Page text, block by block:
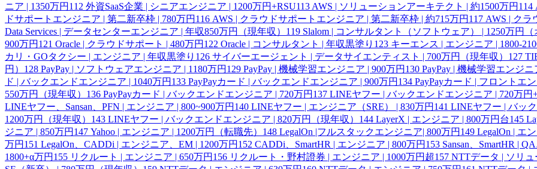
ニア | 1350万円 112 外資SaaS企業 | シニアエンジニア | 1200万円+RSU113 AWS | ソリューションアーキテクト | 約1500万円 114
ドサポートエンジニア | 第二新卒枠 | 780万円 116 AWS | クラウドサポートエンジニア | 第二新卒枠 | 約715万円 117 AWS | クラ
Data Services | データセンターエンジニア | 年収850万円（現年収） 119 Slalom | コンサルタント（ソフトウェア） | 1250万円
900万円 121 Oracle | クラウドサポート | 480万円 122 Oracle | コンサルタント | 年収黒塗り 123 キーエンス | エンジニア | 1800-
カリ・GOタクシー | エンジニア | 年収黒塗り 126 サイバーエージェント | データサイエンティスト | 700万円（現年収） 127
円） 128 PayPay | ソフトウェアエンジニア | 1180万円 129 PayPay | 機械学習エンジニア | 900万円 130 PayPay | 機械学習エンジニ
ド | バックエンドエンジニア | 1040万円 133 PayPayカード | バックエンドエンジニア | 900万円 134 PayPayカード | フロントエ
550万円（現年収） 136 PayPayカード | バックエンドエンジニア | 720万円 137 LINEヤフー | バックエンドエンジニア | 720万円
LINEヤフー、Sansan、PFN | エンジニア | 800~900万円 140 LINEヤフー | エンジニア（SRE） | 830万円 141 LINEヤフー | バッ
1200万円（現年収） 143 LINEヤフー | バックエンドエンジニア | 820万円（現年収） 144 LayerX | エンジニア | 800万円台145
ジニア | 850万円 147 Yahoo | エンジニア | 1200万円（転職先） 148 LegalOn |フルスタックエンジニア| 800万円 149 LegalOn | エ
万円 151 LegalOn、CADDi | エンジニア、EM | 1200万円 152 CADDi、SmartHR | エンジニア | 800万円 153 Sansan、SmartHR |
1800+α万円 155 リクルート | エンジニア | 650万円 156 リクルート・野村證券 | エンジニア | 1000万円超157 NTTデータ | ソリ